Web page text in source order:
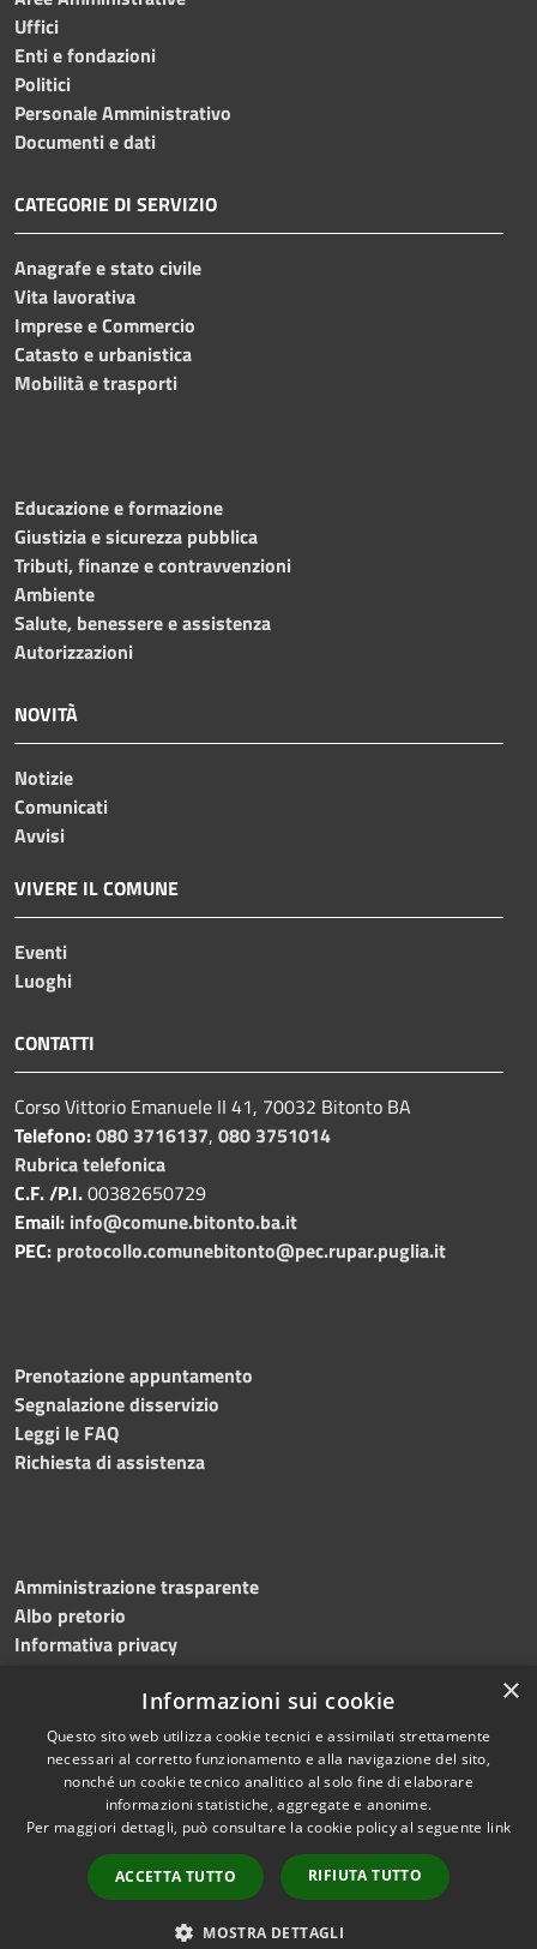
Uffici
Enti e fondazioni
Politici
Personale Amministrativo
Documenti e dati
CATEGORIE DI SERVIZIO
Anagrafe e stato civile
Vita lavorativa
Imprese e Commercio
Catasto e urbanistica
Mobilità e trasporti
Educazione e formazione
Giustizia e sicurezza pubblica
Tributi, finanze e contravvenzioni
Ambiente
Salute, benessere e assistenza
Autorizzazioni
NOVITÀ
Notizie
Comunicati
Avvisi
VIVERE IL COMUNE
Eventi
Luoghi
CONTATTI
Corso Vittorio Emanuele II 41, 70032 Bitonto BA
Telefono:080 3716137, 080 3751014
Rubrica telefonica
C.F. /P.I.00382650729
Email: info@comune.bitonto.ba.it
PEC: protocollo.comunebitonto@pec.rupar.puglia.it
Prenotazione appuntamento
Segnalazione disservizio
Leggi le FAQ
Richiesta di assistenza
Amministrazione trasparente
Albo pretorio
Informativa privacy
Dichiarazione di accessibilità Meccanismo di feedback
RSS
Accessibilità
Copyright © 2026 • Comune di
Bitonto • Powered by
Municipium•
Accesso
redazione
×
Informazioni sui cookie
Questo sito web utilizza cookie tecnici e assimilati strettamente
necessari al corretto funzionamento e alla navigazione del sito,
nonché un cookie tecnico analitico al solo fine di elaborare
informazioni statistiche, aggregate e anonime.
Per maggiori dettagli, può consultare la cookie policy al seguente link
ACCETTA TUTTO RIFIUTA TUTTO
MOSTRA DETTAGLI